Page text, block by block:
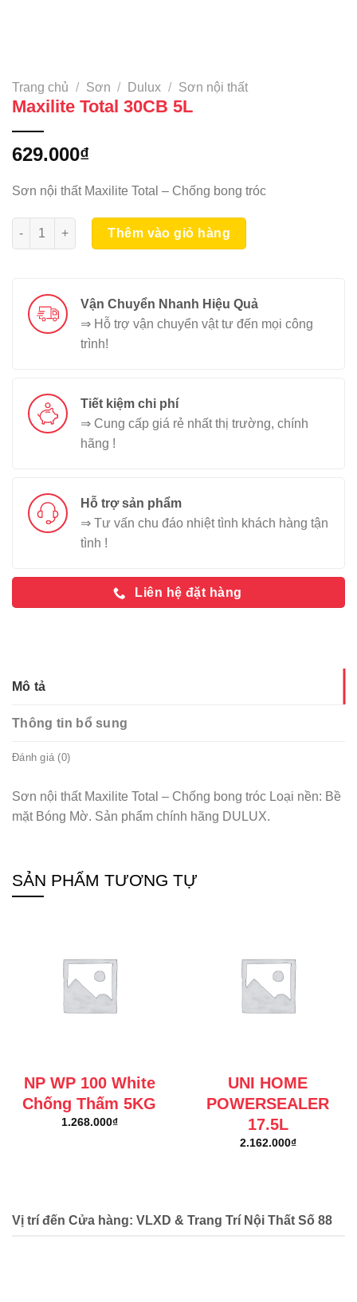
Trang chủ / Sơn / Dulux / Sơn nội thất
Maxilite Total 30CB 5L
629.000₫
Sơn nội thất Maxilite Total – Chống bong tróc
Maxilite Total 30CB 5L số lượng
Thêm vào giỏ hàng
Vận Chuyển Nhanh Hiệu Quả
⇒ Hỗ trợ vận chuyển vật tư đến mọi công
trình!
Tiết kiệm chi phí
⇒ Cung cấp giá rẻ nhất thị trường, chính
hãng !
Hỗ trợ sản phẩm
⇒ Tư vấn chu đáo nhiệt tình khách hàng tận
tình !
Liên hệ đặt hàng
Mô tả
Thông tin bổ sung
Đánh giá (0)
Sơn nội thất Maxilite Total – Chống bong tróc Loại nền: Bề
mặt Bóng Mờ. Sản phẩm chính hãng DULUX.
SẢN PHẨM TƯƠNG TỰ
NP WP 100 White
Chống Thấm 5KG
1.268.000₫
UNI HOME
POWERSEALER
17.5L
2.162.000₫
Vị trí đến Cửa hàng: VLXD & Trang Trí Nội Thất Số 88